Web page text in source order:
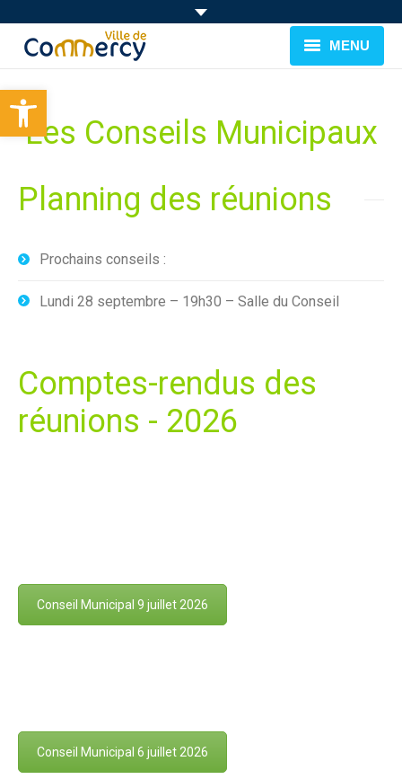
Ouvrir la barre d’outils
MENU
CADRE DE VIE
MUNICIPALITÉ
EVÉNEMENTS
Les Conseils Municipaux
Planning des réunions
Prochains conseils :
Lundi 28 septembre – 19h30 – Salle du Conseil
Comptes-rendus des
réunions - 2026
Conseil Municipal 9 juillet 2026
Conseil Municipal 6 juillet 2026